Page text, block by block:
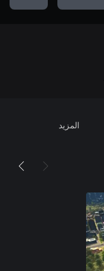
المزيد